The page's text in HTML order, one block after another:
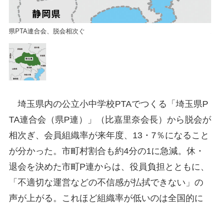
県PTA連合会、脱会相次ぐ
埼玉県内の公立小中学校PTAでつくる「埼玉県P
TA連合会（県P連）」（比嘉里奈会長）から脱会が
相次ぎ、会員組織率が来年度、13・7％になること
が分かった。市町村割合も約4分の1に急減。休・
退会を決めた市町P連からは、役員負担とともに、
「不適切な運営などの不信感が払拭できない」の
声が上がる。これほど組織率が低いのは全国的に